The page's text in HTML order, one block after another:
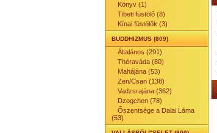
Könyv (1)
Tibeti füstölő (8)
Kínai füstölők (3)
BUDDHIZMUS (809)
Általános (291)
Théraváda (80)
Mahájána (53)
Zen/Csan (138)
Vadzsrajána (362)
Dzogchen (78)
Őszentsége a Dalai Láma
(53)